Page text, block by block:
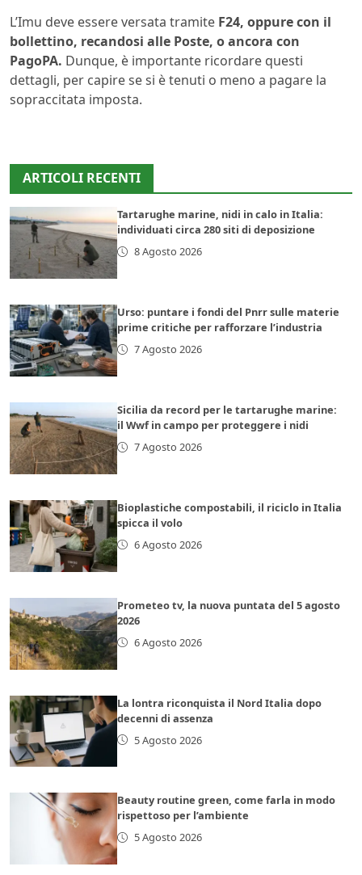
L’Imu deve essere versata tramite F24, oppure con il
bollettino, recandosi alle Poste, o ancora con
PagoPA. Dunque, è importante ricordare questi
dettagli, per capire se si è tenuti o meno a pagare la
sopraccitata imposta.
ARTICOLI RECENTI
Tartarughe marine, nidi in calo in Italia:
individuati circa 280 siti di deposizione
8 Agosto 2026
Urso: puntare i fondi del Pnrr sulle materie
prime critiche per rafforzare l’industria
7 Agosto 2026
Sicilia da record per le tartarughe marine:
il Wwf in campo per proteggere i nidi
7 Agosto 2026
Bioplastiche compostabili, il riciclo in Italia
spicca il volo
6 Agosto 2026
Prometeo tv, la nuova puntata del 5 agosto
2026
6 Agosto 2026
La lontra riconquista il Nord Italia dopo
decenni di assenza
5 Agosto 2026
Beauty routine green, come farla in modo
rispettoso per l’ambiente
5 Agosto 2026